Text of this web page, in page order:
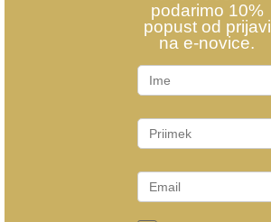
podarimo 10%
popust od prijavi
na e-novice.